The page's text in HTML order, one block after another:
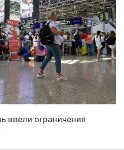
ввели ограничения